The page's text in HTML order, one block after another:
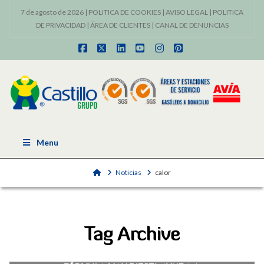
7 de agosto de 2026 | POLITICA DE COOKIES | AVISO LEGAL | POLITICA
DE PRIVACIDAD| ÁREA DE CLIENTES| CANAL DE DENUNCIAS
Facebook
X LinkedInYouTubeInstagram
Pinterest
Menu
HomeNoticias calor
Tag Archive